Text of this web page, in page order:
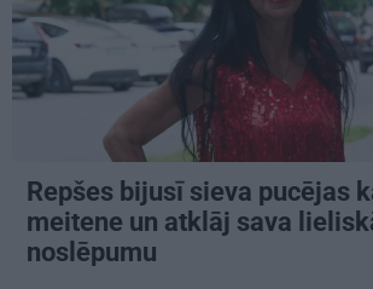
Repšes bijusī sieva pucējas
meitene un atklāj sava
noslēpumu